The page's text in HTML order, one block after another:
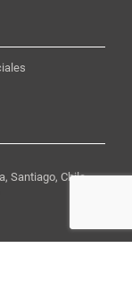
Santiago, Chile,